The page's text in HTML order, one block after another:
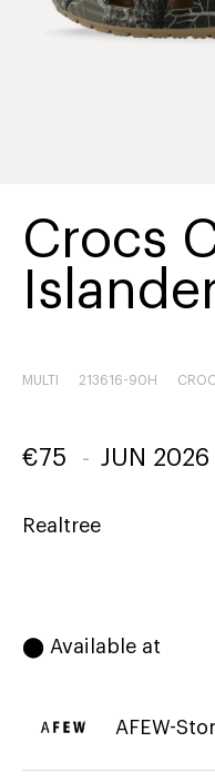
Crocs
MULTI 213616-90H
€75 - JUN 2026
Realtree
⬤ Available at
AFEW-